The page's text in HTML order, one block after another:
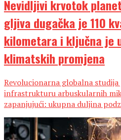
Nevidljivi krvotok
gljiva dugačka je 110
kilometara i ključna je
klimatskih promjena
Revolucionarna globalna
infrastrukturu arbuskularnih
zapanjujući: ukupna duljina